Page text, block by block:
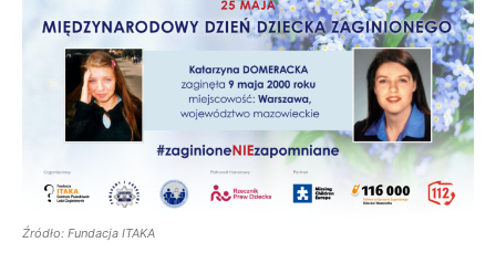
Źródło: Fundacja ITAKA